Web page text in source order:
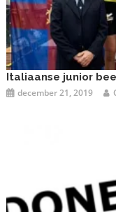
Italiaanse junior
december 21, 2019